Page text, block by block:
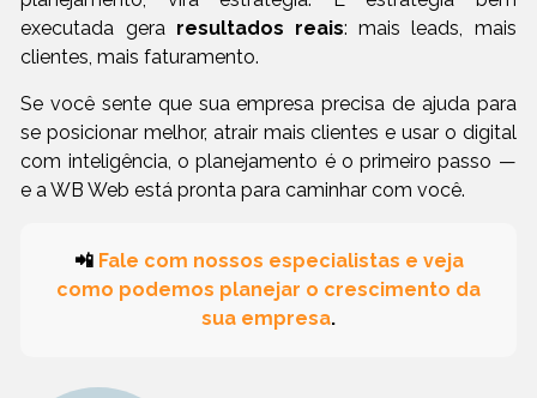
executada gera resultados reais: mais leads, mais
clientes, mais faturamento.
Se você sente que sua empresa precisa de ajuda para
se posicionar melhor, atrair mais clientes e usar o digital
com inteligência, o planejamento é o primeiro passo —
e a WB Web está pronta para caminhar com você.
📲 Fale com nossos especialistas e veja
como podemos planejar o crescimento da
sua empresa.